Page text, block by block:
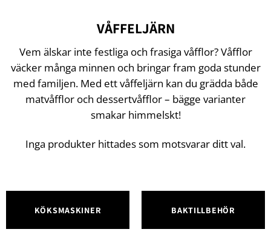
VÅFFELJÄRN
Vem älskar inte festliga och frasiga våfflor? Våfflor
väcker många minnen och bringar fram goda stunder
med familjen. Med ett våffeljärn kan du grädda både
matvåfflor och dessertvåfflor – bägge varianter
smakar himmelskt!
Inga produkter hittades som motsvarar ditt val.
KÖKSMASKINER BAKTILLBEHÖR